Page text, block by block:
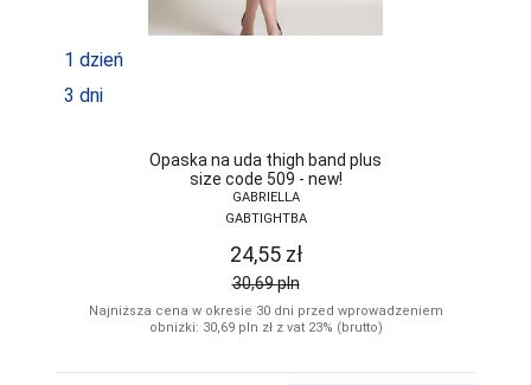
1 dzień
3 dni
Opaska na uda thigh band plus
size code 509 - new!
GABRIELLA
GABTIGHTBA
24,55 zł
30,69pln
Najniższa cena w okresie 30 dni przed wprowadzeniem
obniżki: 30,69 pln zł z vat 23% (brutto)